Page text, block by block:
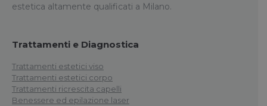
estetica altamente qualificati a Milano.
Trattamenti e Diagnostica
Trattamenti estetici viso
Trattamenti estetici corpo
Trattamenti ricrescita capelli
Benessere ed epilazione laser